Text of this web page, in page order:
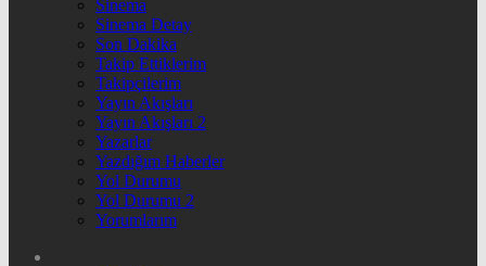
Sinema
Sinema Detay
Son Dakika
Takip Ettiklerim
Takipçilerim
Yayın Akışları
Yayın Akışları 2
Yazarlar
Yazdığım Haberler
Yol Durumu
Yol Durumu 2
Yorumlarım